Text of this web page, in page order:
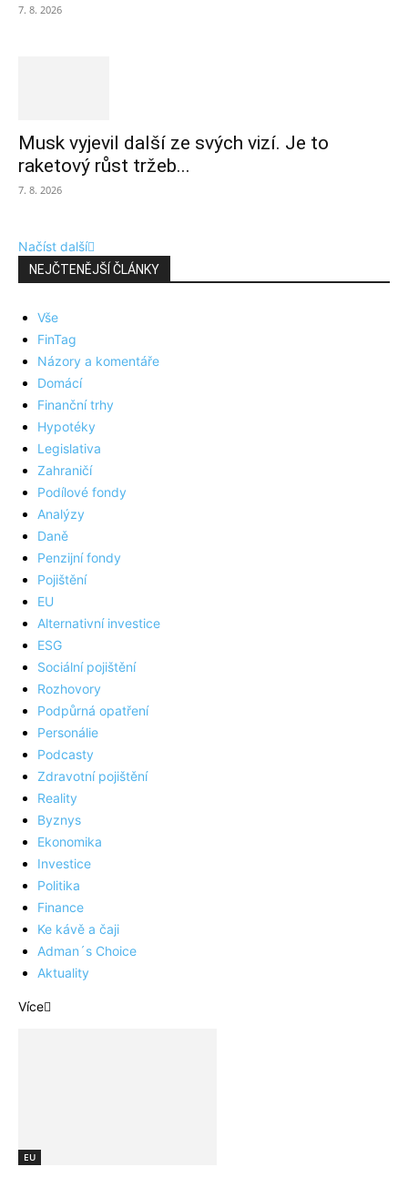
7. 8. 2026
Musk vyjevil další ze svých vizí. Je to
raketový růst tržeb...
7. 8. 2026
Načíst další
NEJČTENĚJŠÍ ČLÁNKY
Vše
FinTag
Názory a komentáře
Domácí
Finanční trhy
Hypotéky
Legislativa
Zahraničí
Podílové fondy
Analýzy
Daně
Penzijní fondy
Pojištění
EU
Alternativní investice
ESG
Sociální pojištění
Rozhovory
Podpůrná opatření
Personálie
Podcasty
Zdravotní pojištění
Reality
Byznys
Ekonomika
Investice
Politika
Finance
Ke kávě a čaji
Adman´s Choice
Aktuality
Více
EU